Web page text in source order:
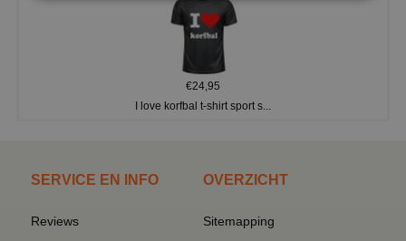
€24,95
I love korfbal t-shirt sport s...
SERVICE EN INFO
Reviews
OVERZICHT
Sitemapping